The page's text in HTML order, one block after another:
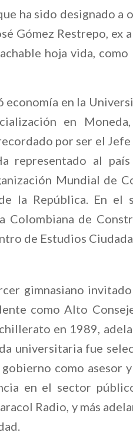
ha sido designado
Gómez Restrepo,
hoja vida,
economía en la
en
por ser el
representado al
Mundial de
la República. En el
Colombiana de
de Estudios
gimnasiano
como Alto
en 1989,
universitaria fue
como asesor
en el sector
Radio, y más